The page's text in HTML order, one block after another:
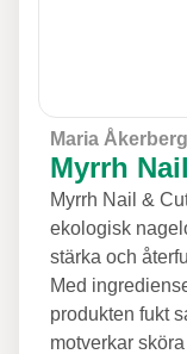
Maria Åkerberg
Myrrh
Myrrh Nail &
ekologisk
stärka och
Med
produkten fukt
motverkar